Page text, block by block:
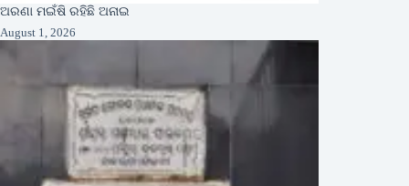
ଅରଣା ମଇଁଷି ରହିଛି ଅନାଇ
August 1, 2026